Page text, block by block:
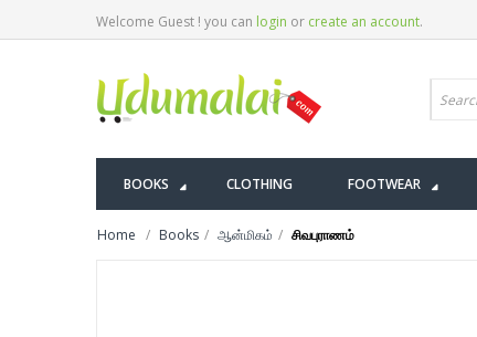
Welcome Guest ! you can login or create an account.
BOOKS CLOTHING FOOTWEAR
Home Books ஆன்மிகம் சிவபுராணம்